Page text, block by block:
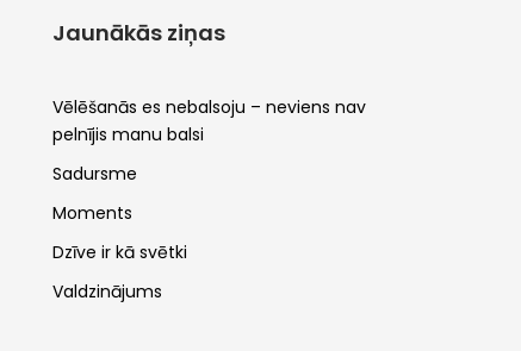
Jaunākās ziņas
Vēlēšanās es nebalsoju – neviens nav
pelnījis manu balsi
Sadursme
Moments
Dzīve ir kā svētki
Valdzinājums